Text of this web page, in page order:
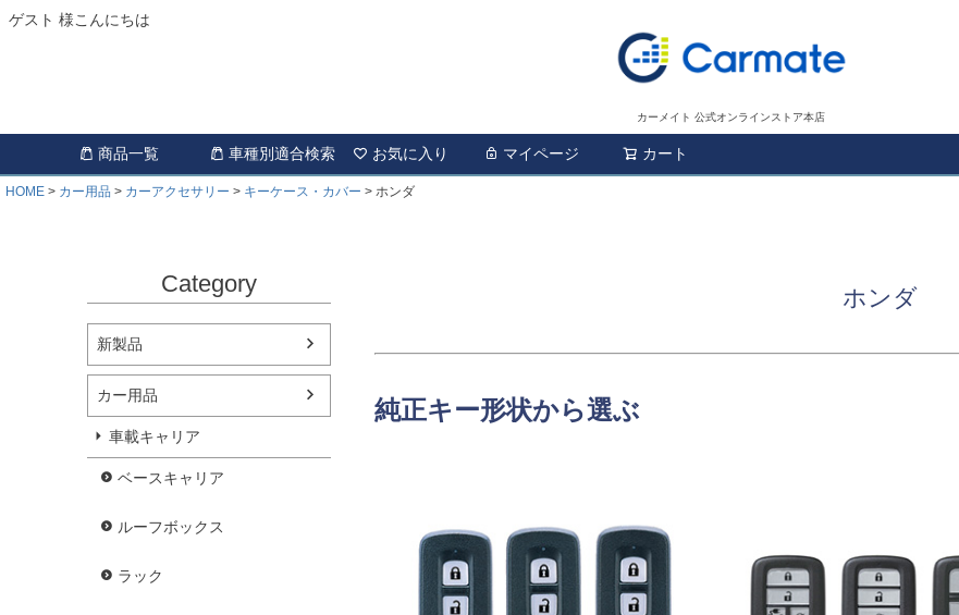
ゲスト 様こんにちは
カーメイト 公式オンラインストア本店
商品一覧 車種別適合検索 お気に入り マイページ カート
HOME カー用品 カーアクセサリー キーケース・カバー ホンダ
Category
新製品
カー用品
車載キャリア
ベースキャリア
ルーフボックス
ラック
ホンダ
純正キー形状から選ぶ